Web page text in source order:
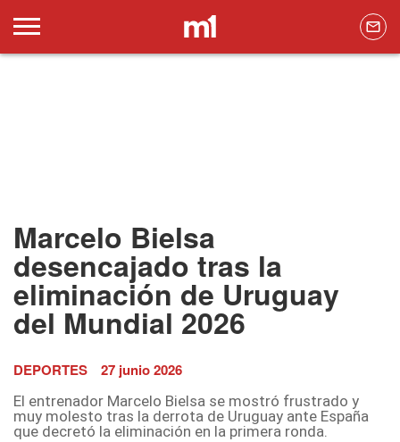
Marcelo Bielsa
desencajado tras la
eliminación de Uruguay
del Mundial 2026
DEPORTES 27 junio 2026
El entrenador Marcelo Bielsa se mostró frustrado y
muy molesto tras la derrota de Uruguay ante España
que decretó la eliminación en la primera ronda.